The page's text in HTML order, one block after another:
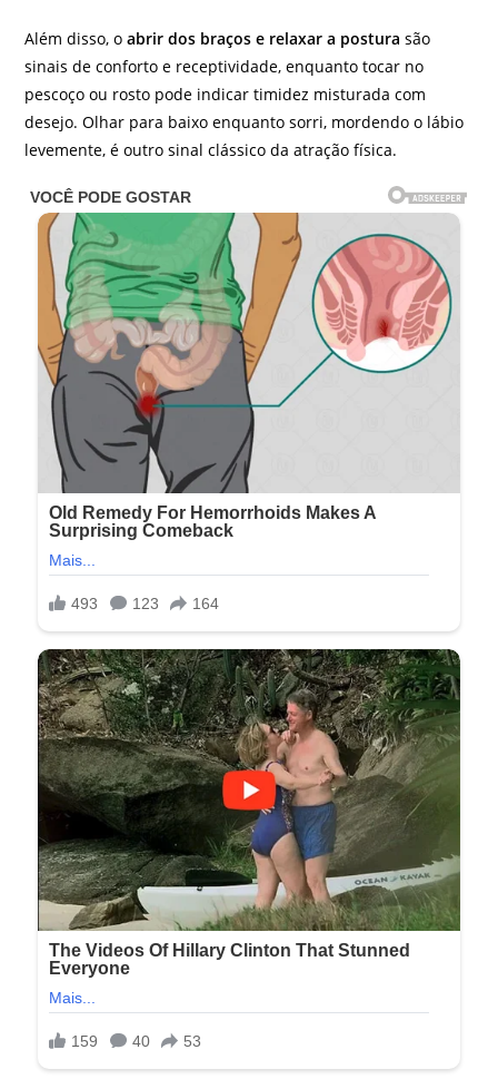
Além disso, oabrir dos braços e relaxar a postura são
sinais de conforto e receptividade, enquanto tocar no
pescoço ou rosto pode indicar timidez misturada com
desejo. Olhar para baixo enquanto sorri, mordendo o lábio
levemente, é outro sinal clássico da atração física.